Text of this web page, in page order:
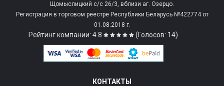
Щомыслицкий с/c 26/3, вблизи аг. Озерцо.
Регистрация в торговом реестре Республики Беларусь №422774 от
01.08.2018 г.
Рейтинг компании: 4.8 (Голосов: 14)
КОНТАКТЫ